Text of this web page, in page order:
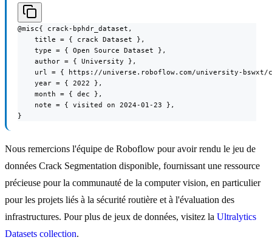
@misc{ crack-bphdr_dataset,
    title = { crack Dataset },
    type = { Open Source Dataset },
    author = { University },
url = { https://universe.roboflow.com/university-bswxt/
    year = { 2022 },
    month = { dec },
    note = { visited on 2024-01-23 },
}
Nous remercions l'équipe de Roboflow pour avoir rendu le jeu de
données Crack Segmentation disponible, fournissant une ressource
précieuse pour la communauté de la computer vision, en particulier
pour les projets liés à la sécurité routière et à l'évaluation des
infrastructures. Pour plus de jeux de données, visitez la Ultralytics
Datasets collection.